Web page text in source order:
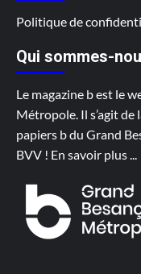
Politique de
Qui sommes-
Le magazine b est le
Métropole. Il s’agit de
papiers b du Grand
BVV ! En savoir plus...